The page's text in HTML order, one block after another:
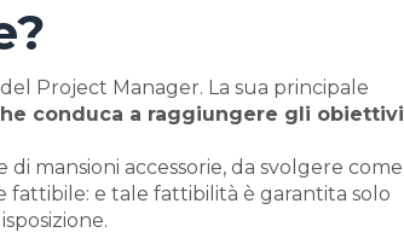
Project Manager. La sua principale
conduca a raggiungere gli obiettivi
mansioni accessorie, da svolgere come
fattibile: e tale fattibilità è garantita solo